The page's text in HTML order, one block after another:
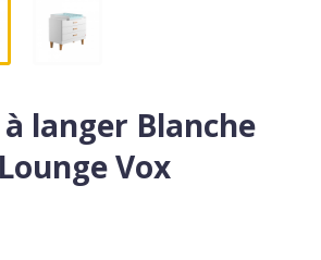
langer Blanche
Vox